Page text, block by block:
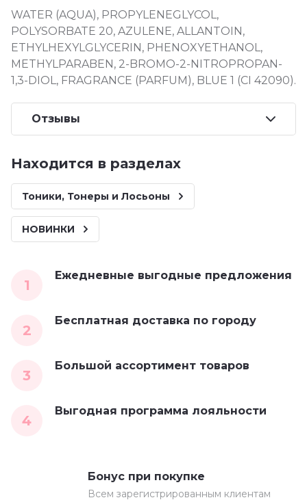
WATER (AQUA), PROPYLENEGLYCOL,
POLYSORBATE 20, AZULENE, ALLANTOIN,
ETHYLHEXYLGLYCERIN, PHENOXYETHANOL,
METHYLPARABEN, 2-BROMO-2-NITROPROPAN-
1,3-DIOL, FRAGRANCE (PARFUM), BLUE 1 (CI 42090).
Отзывы
Находится в разделах
Тоники, Тонеры и Лосьоны
НОВИНКИ
1
Ежедневные выгодные предложения
2
Бесплатная доставка по городу
3
Большой ассортимент товаров
4
Выгодная программа лояльности
Бонус при покупке
Всем зарегистрированным клиентам